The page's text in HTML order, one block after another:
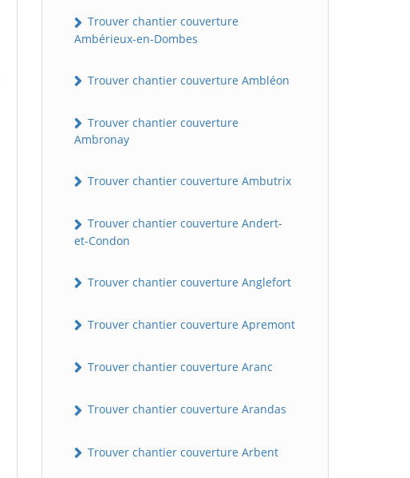
Trouver chantier couverture
Ambérieux-en-Dombes
Trouver chantier couverture Ambléon
Trouver chantier couverture
Ambronay
Trouver chantier couverture Ambutrix
Trouver chantier couverture Andert-
et-Condon
Trouver chantier couverture Anglefort
Trouver chantier couverture Apremont
Trouver chantier couverture Aranc
Trouver chantier couverture Arandas
Trouver chantier couverture Arbent